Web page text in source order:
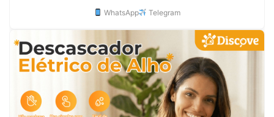
WhatsApp Telegram